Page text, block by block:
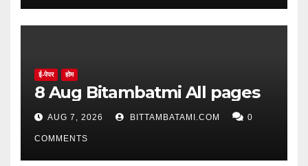
ई-पेपर होम
8 Aug Bitambatmi All pages
AUG 7, 2026 BITTAMBATAMI.COM 0
COMMENTS